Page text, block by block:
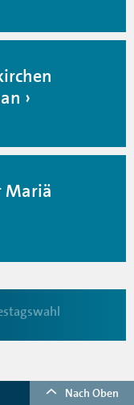
Mariä
Nach Oben